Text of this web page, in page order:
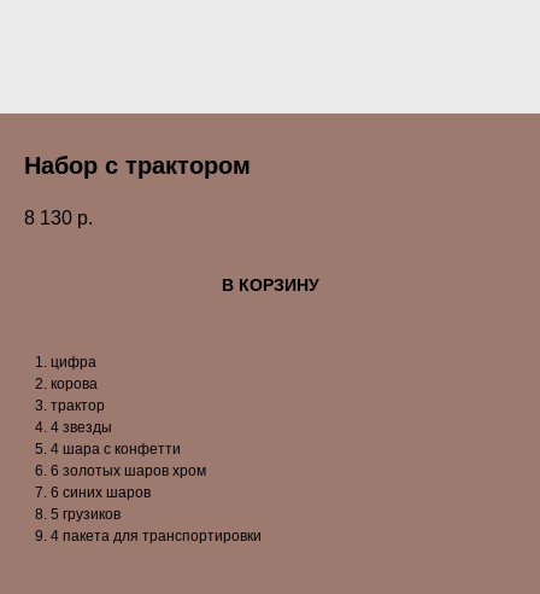
Набор с трактором
8 130 р.
В КОРЗИНУ
цифра
корова
трактор
4 звезды
4 шара с конфетти
6 золотых шаров хром
6 синих шаров
5 грузиков
4 пакета для транспортировки